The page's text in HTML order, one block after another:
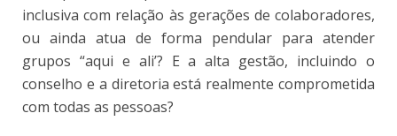
inclusiva com relação às gerações de colaboradores,
ou ainda atua de forma pendular para atender
grupos “aqui e ali’? E a alta gestão, incluindo o
conselho e a diretoria está realmente comprometida
com todas as pessoas?